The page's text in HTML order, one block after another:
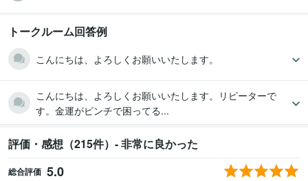
トークルーム回答例
こんにちは、よろしくお願いいたします。
こんにちは、よろしくお願いいたします。リピーターで
す。金運がピンチで困ってる...
評価・感想（215件）- 非常に良かった
総合評価 5.0